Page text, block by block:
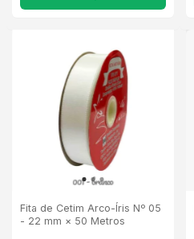
Fita de Cetim Arco-Íris Nº 05
- 22 mm × 50 Metros